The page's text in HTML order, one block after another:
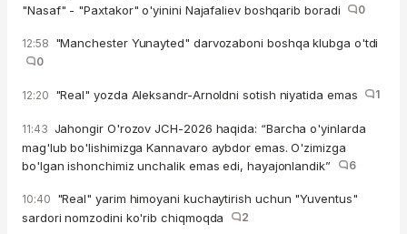
"Nasaf" - "Paxtakor" o'yinini Najafaliev boshqarib boradi
0
12:58 "Manchester Yunayted" darvozaboni boshqa klubga o'tdi
0
12:20 "Real" yozda Aleksandr-Arnoldni sotish niyatida emas 1
11:43 Jahongir O'rozov JCH-2026 haqida: “Barcha o'yinlarda
mag'lub bo'lishimizga Kannavaro aybdor emas. O'zimizga
bo'lgan ishonchimiz unchalik emas edi, hayajonlandik”
6
10:40 "Real" yarim himoyani kuchaytirish uchun "Yuventus"
sardori nomzodini ko'rib chiqmoqda
2